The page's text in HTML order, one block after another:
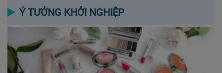
Ý TƯỞNG KHỞI NGHIỆP